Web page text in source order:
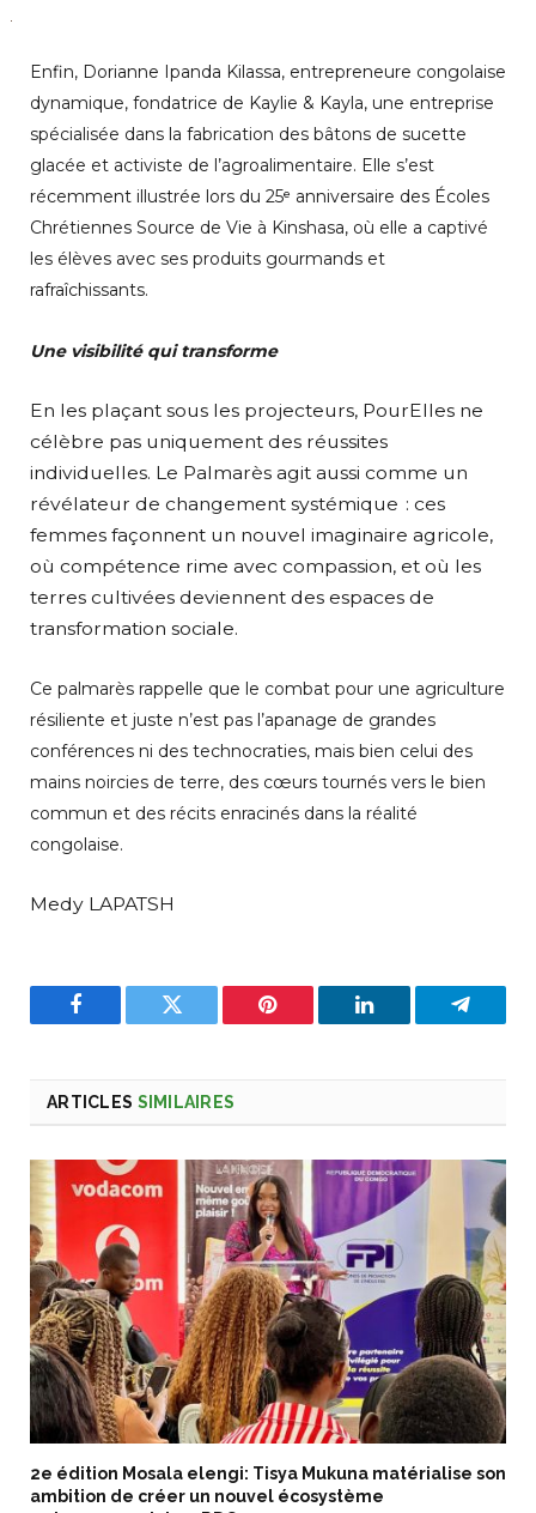
Enfin, Dorianne Ipanda Kilassa, entrepreneure congolaise
dynamique, fondatrice de Kaylie & Kayla, une entreprise
spécialisée dans la fabrication des bâtons de sucette
glacée et activiste de l’agroalimentaire. Elle s’est
récemment illustrée lors du 25ᵉ anniversaire des Écoles
Chrétiennes Source de Vie à Kinshasa, où elle a captivé
les élèves avec ses produits gourmands et
rafraîchissants.
Une visibilité qui transforme
‎En les plaçant sous les projecteurs, PourElles ne
célèbre pas uniquement des réussites
individuelles. Le Palmarès agit aussi comme un
révélateur de changement systémique : ces
femmes façonnent un nouvel imaginaire agricole,
où compétence rime avec compassion, et où les
terres cultivées deviennent des espaces de
transformation sociale.
Ce palmarès rappelle que le combat pour une agriculture
résiliente et juste n’est pas l’apanage de grandes
conférences ni des technocraties, mais bien celui des
mains noircies de terre, des cœurs tournés vers le bien
commun et des récits enracinés dans la réalité
congolaise.
Medy LAPATSH
Facebook Twitter Pinterest LinkedIn
ARTICLES SIMILAIRES
2e édition Mosala elengi: Tisya Mukuna matérialise son
ambition de créer un nouvel écosystème